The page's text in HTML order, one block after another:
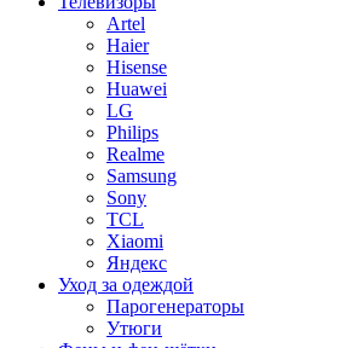
Artel
Haier
Hisense
Huawei
LG
Philips
Realme
Samsung
Sony
TCL
Xiaomi
Яндекс
Уход за одеждой
Парогенераторы
Утюги